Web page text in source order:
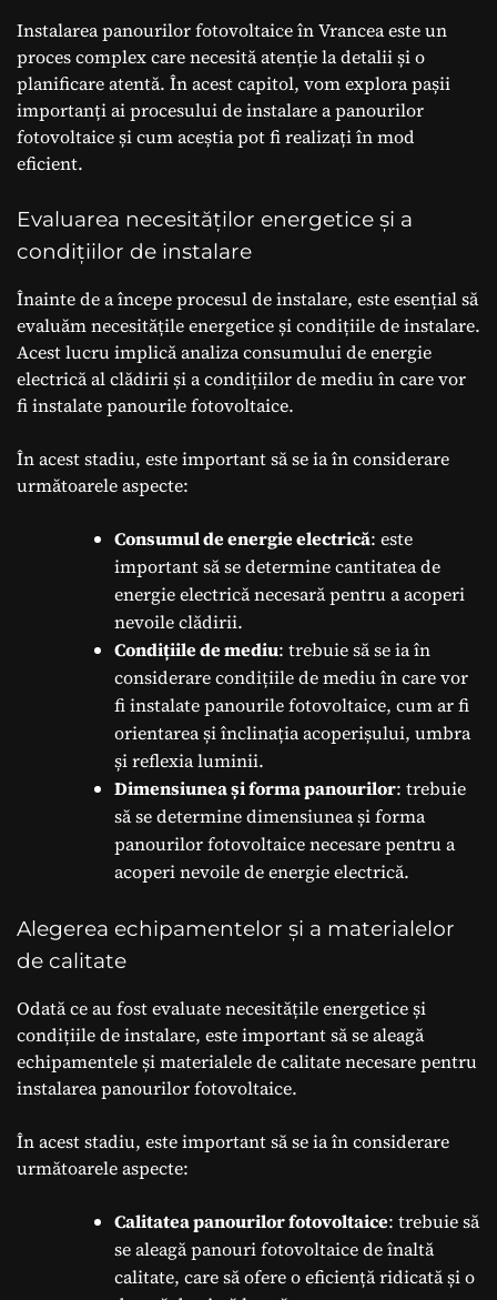
Instalarea panourilor fotovoltaice în Vrancea este un
proces complex care necesită atenție la detalii și o
planificare atentă. În acest capitol, vom explora pașii
importanți ai procesului de instalare a panourilor
fotovoltaice și cum aceștia pot fi realizați în mod
eficient.
Evaluarea necesităților energetice și a
condițiilor de instalare
Înainte de a începe procesul de instalare, este esențial să
evaluăm necesitățile energetice și condițiile de instalare.
Acest lucru implică analiza consumului de energie
electrică al clădirii și a condițiilor de mediu în care vor
fi instalate panourile fotovoltaice.
În acest stadiu, este important să se ia în considerare
următoarele aspecte:
Consumul de energie electrică: este
important să se determine cantitatea de
energie electrică necesară pentru a acoperi
nevoile clădirii.
Condițiile de mediu: trebuie să se ia în
considerare condițiile de mediu în care vor
fi instalate panourile fotovoltaice, cum ar fi
orientarea și înclinația acoperișului, umbra
și reflexia luminii.
Dimensiunea și forma panourilor: trebuie
să se determine dimensiunea și forma
panourilor fotovoltaice necesare pentru a
acoperi nevoile de energie electrică.
Alegerea echipamentelor și a materialelor
de calitate
Odată ce au fost evaluate necesitățile energetice și
condițiile de instalare, este important să se aleagă
echipamentele și materialele de calitate necesare pentru
instalarea panourilor fotovoltaice.
În acest stadiu, este important să se ia în considerare
următoarele aspecte:
Calitatea panourilor fotovoltaice: trebuie să
se aleagă panouri fotovoltaice de înaltă
calitate, care să ofere o eficiență ridicată și o